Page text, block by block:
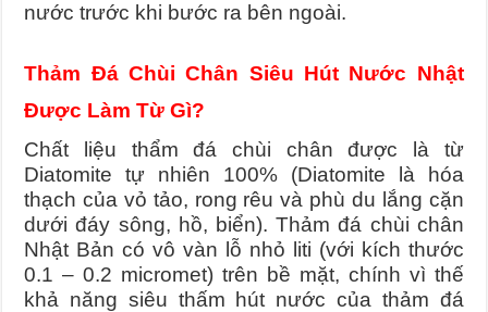
nước trước khi bước ra bên ngoài.
Thảm Đá Chùi Chân Siêu Hút Nước Nhật
Được Làm Từ Gì?
Chất liệu thẩm đá chùi chân được là từ
Diatomite tự nhiên 100% (Diatomite là hóa
thạch của vỏ tảo, rong rêu và phù du lắng cặn
dưới đáy sông, hồ, biển).Thảm đá chùi chân
Nhật Bản có vô vàn lỗ nhỏ liti (với kích thước
0.1 – 0.2 micromet) trên bề mặt, chính vì thế
khả năng siêu thấm hút nước của thảm đá